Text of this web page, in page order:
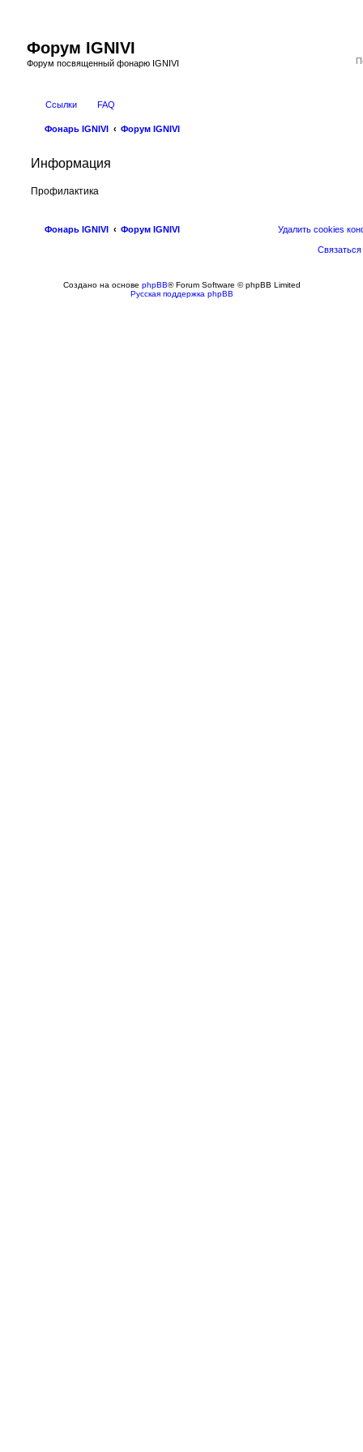
Форум IGNIVI
Форум посвященный фонарю IGNIVI
Ссылки FAQ
Фонарь IGNIVI Форум IGNIVI
Информация
Профилактика
Фонарь IGNIVI Форум IGNIVI Удалить cookies
Создано на основе phpBB® Forum Software © phpBB Limited
Русская поддержка phpBB